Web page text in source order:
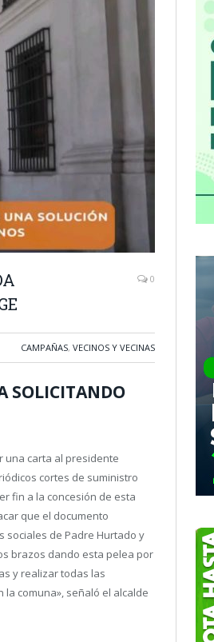
0
CAMPAÑAS, VECINOS Y VECINAS
SOLICITANDO
una carta al presidente
cortes de suministro
fin a la concesión de esta
que el documento
sociales de Padre Hurtado y
brazos dando esta pelea por
y realizar todas las
comuna», señaló el alcalde